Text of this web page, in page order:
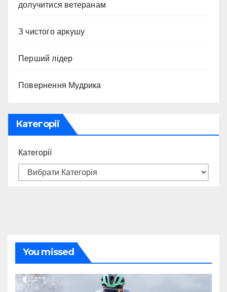
долучитися ветеранам
З чистого аркушу
Перший лідер
Повернення Мудрика
Категорії
Категорії
You missed